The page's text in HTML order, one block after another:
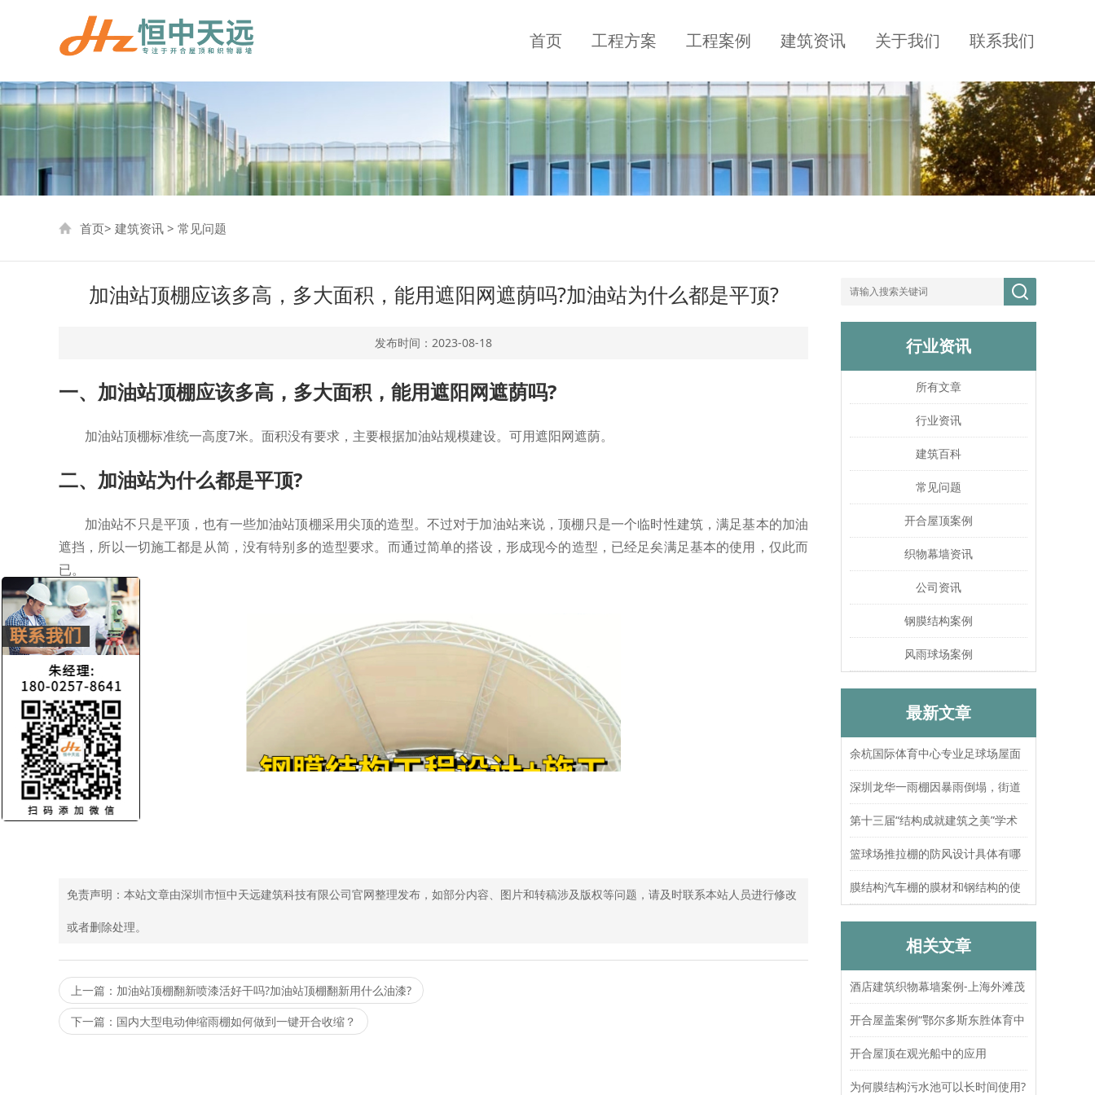
首页 工程方案 工程案例 建筑资讯 关于我们 联系我们
首页> 建筑资讯 > 常见问题
加油站顶棚应该多高，多大面积，能用遮阳网遮荫吗?加油站为什么都是平顶?
发布时间： 2023-08-18
一、加油站顶棚应该多高，多大面积，能用遮阳网遮荫吗?
加油站顶棚标准统一高度7米。面积没有要求，主要根据加油站规模建设。可用遮阳网遮荫。
二、加油站为什么都是平顶?
加油站不只是平顶，也有一些加油站顶棚采用尖顶的造型。不过对于加油站来说，顶棚只是一个临时性建筑，满足基本的加油
遮挡，所以一切施工都是从简，没有特别多的造型要求。而通过简单的搭设，形成现今的造型，已经足矣满足基本的使用，仅此而
已。
免责声明：本站文章由深圳市恒中天远建筑科技有限公司官网整理发布，如部分内容、图片和转稿涉及版权等问题，请及时联系本站人员进行修改
或者删除处理。
上一篇：加油站顶棚翻新喷漆活好干吗?加油站顶棚翻新用什么油漆?
下一篇：国内大型电动伸缩雨棚如何做到一键开合收缩？
行业资讯
所有文章
行业资讯
建筑百科
常见问题
开合屋顶案例
织物幕墙资讯
公司资讯
钢膜结构案例
风雨球场案例
最新文章
余杭国际体育中心专业足球场屋面
索结构张拉圆满完成
深圳龙华一雨棚因暴雨倒塌，街道
办：已处置，无人员伤亡
第十三届“结构成就建筑之美”学术
论坛暨上海大歌剧院观摩
篮球场推拉棚的防风设计具体有哪
些？抗风等级如何测试验证？
膜结构汽车棚的膜材和钢结构的使
用寿命分别是多久？
相关文章
酒店建筑织物幕墙案例-上海外滩茂
悦大酒店
开合屋盖案例“鄂尔多斯东胜体育中
心”
开合屋顶在观光船中的应用
为何膜结构污水池可以长时间使用?